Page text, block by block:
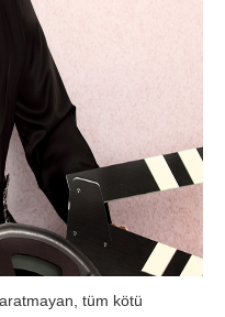
tüm kötü